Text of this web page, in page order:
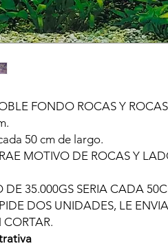
FONDO ROCAS Y
50 cm de largo.
MOTIVO DE ROCAS Y
DE 35.000GS SERIA CADA
DOS UNIDADES, LE
CORTAR.